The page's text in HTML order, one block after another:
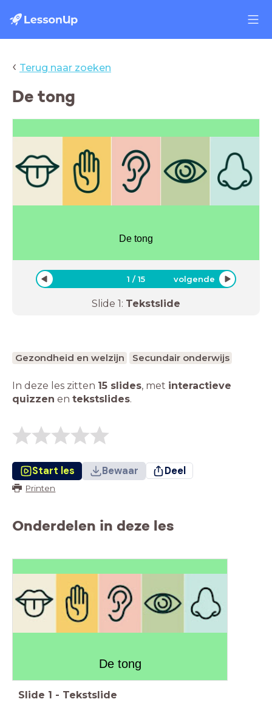
‹ Terug naar zoeken
De tong
De tong
1 /15 volgende
Slide 1: Tekstslide
Gezondheid en welzijn Secundair onderwijs
In deze les zitten 15 slides, met interactieve
quizzen en tekstslides.
Start les Bewaar Deel
Printen
Onderdelen in deze les
De tong
Slide 1 - Tekstslide